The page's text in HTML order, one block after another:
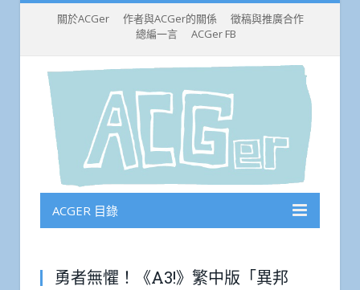
關於ACGer 作者與ACGer的關係
徵稿與推廣合作
總編一言
ACGer FB
ACGER 目錄
勇者無懼！《A3!》繁中版「異邦